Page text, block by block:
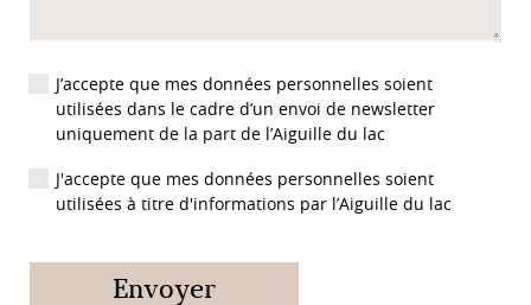
J’accepte que mes données personnelles soient
utilisées dans le cadre d’un envoi de newsletter
uniquement de la part de l’Aiguille du lac
J'accepte que mes données personnelles soient
utilisées à titre d'informations par l’Aiguille du lac